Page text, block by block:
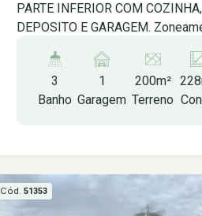
PARTE INFERIOR COM COZINHA,
DEPOSITO E GARAGEM. Zoneamento
3
Banho
1
Garagem
200m²
Terreno
Cód. 51353